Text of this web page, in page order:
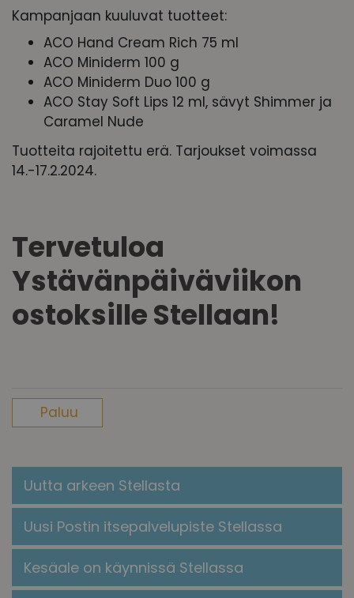
Kampanjaan kuuluvat tuotteet:
ACO Hand Cream Rich 75 ml
ACO Miniderm 100 g
ACO Miniderm Duo 100 g
ACO Stay Soft Lips 12 ml, sävyt Shimmer ja
Caramel Nude
Tuotteita rajoitettu erä. Tarjoukset voimassa
14.-17.2.2024.
Tervetuloa
Ystävänpäiväviikon
ostoksille Stellaan!
Paluu
Uutta arkeen Stellasta
Uusi Postin itsepalvelupiste Stellassa
Kesäale on käynnissä Stellassa